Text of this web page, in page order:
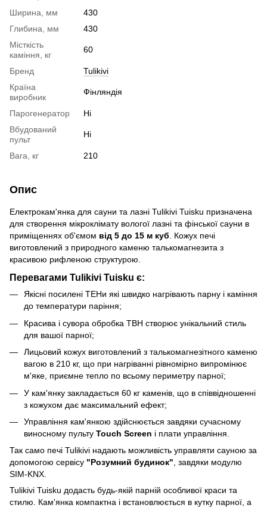
Ширина, мм
430
Глибина, мм
430
Місткість
каміння, кг
60
Бренд
Tulikivi
Країна
виробник
Фінляндія
Парогенератор
Ні
Вбудований
пульт
Ні
Вага, кг 210
Опис
Електрокам'янка для сауни та лазні Tulikivi Tuisku призначена
для створення мікроклімату вологої лазні та фінської сауни в
приміщеннях об'ємом від 5 до 15 м куб . Кожух печі
виготовлений з природного каменю талькомагнезита з
красивою рифленою структурою.
Перевагами Tulikivi Tuisku є:
Якісні посилені ТЕНи які швидко нагрівають парну і каміння
до температури паріння;
Красива і сувора обробка TBH створює унікальний стиль
для вашої парної;
Лицьовий кожух виготовлений з талькомагнезітного каменю
вагою в 210 кг, що при нагріванні рівномірно випромінює
м'яке, приємне тепло по всьому периметру парної;
У кам'янку закладається 60 кг каменів, що в співвідношенні
з кожухом дає максимальний ефект;
Управління кам'янкою здійснюється завдяки сучасному
виносному пульту Touch Screen і плати управління.
Так само печі Tulikivi надають можливість управляти сауною за
допомогою сервісу "Розумний будинок", завдяки модулю
SIM-KNX.
Tulikivi Tuisku додасть будь-якій парній особливої краси та
стилю. Кам'янка компактна і встановлюється в кутку парної, а